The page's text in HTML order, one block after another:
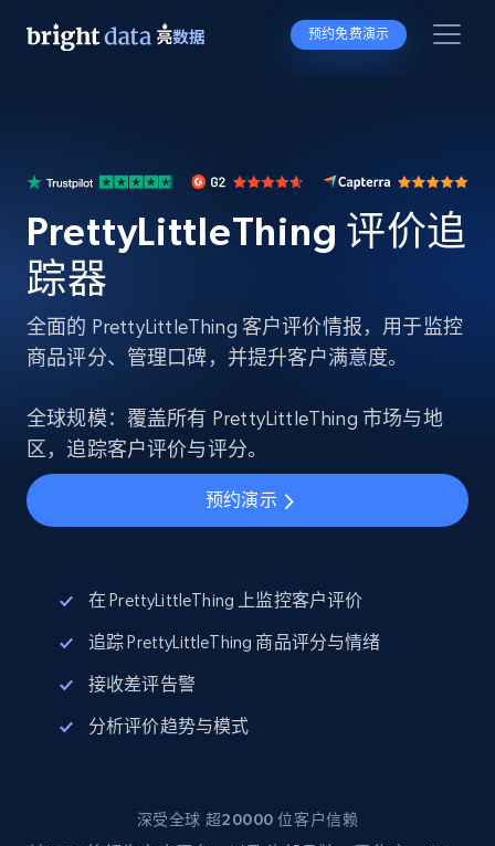
预约免费演示
PrettyLittleThing 评价追
踪器
全面的 PrettyLittleThing 客户评价情报，用于监控
商品评分、管理口碑，并提升客户满意度。
全球规模：覆盖所有 PrettyLittleThing 市场与地
区，追踪客户评价与评分。
预约演示
在 PrettyLittleThing 上监控客户评价
追踪 PrettyLittleThing 商品评分与情绪
接收差评告警
分析评价趋势与模式
深受全球 超20000 位客户信赖